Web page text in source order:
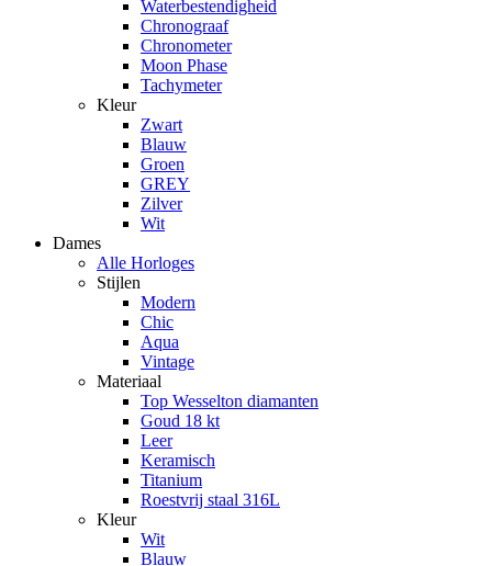
Waterbestendigheid
Chronograaf
Chronometer
Moon Phase
Tachymeter
Kleur
Zwart
Blauw
Groen
GREY
Zilver
Wit
Dames
Alle Horloges
Stijlen
Modern
Chic
Aqua
Vintage
Materiaal
Top Wesselton diamanten
Goud 18 kt
Leer
Keramisch
Titanium
Roestvrij staal 316L
Kleur
Wit
Blauw